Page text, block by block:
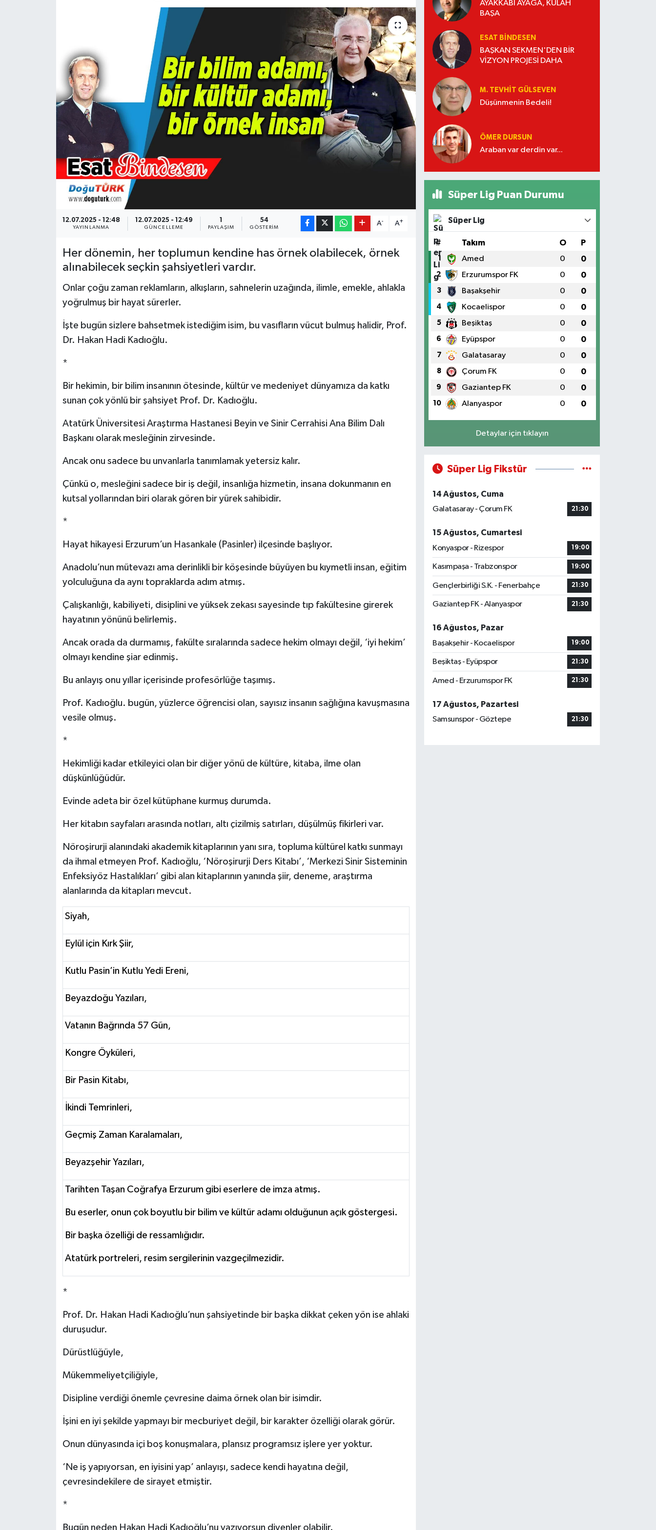
12.07.2025 - 12:48
YAYINLANMA
12.07.2025 - 12:49
GÜNCELLEME
1
PAYLAŞIM
54
GÖSTERIM
A- A+
Her dönemin, her toplumun kendine has örnek olabilecek, örnek
alınabilecek seçkin şahsiyetleri vardır.
Onlar çoğu zaman reklamların, alkışların, sahnelerin uzağında, ilimle, emekle, ahlakla
yoğrulmuş bir hayat sürerler.
İşte bugün sizlere bahsetmek istediğim isim, bu vasıfların vücut bulmuş halidir, Prof.
Dr. Hakan Hadi Kadıoğlu.
*
Bir hekimin, bir bilim insanının ötesinde, kültür ve medeniyet dünyamıza da katkı
sunan çok yönlü bir şahsiyet Prof. Dr. Kadıoğlu.
Atatürk Üniversitesi Araştırma Hastanesi Beyin ve Sinir Cerrahisi Ana Bilim Dalı
Başkanı olarak mesleğinin zirvesinde.
Ancak onu sadece bu unvanlarla tanımlamak yetersiz kalır.
Çünkü o, mesleğini sadece bir iş değil, insanlığa hizmetin, insana dokunmanın en
kutsal yollarından biri olarak gören bir yürek sahibidir.
*
Hayat hikayesi Erzurum’un Hasankale (Pasinler) ilçesinde başlıyor.
Anadolu’nun mütevazı ama derinlikli bir köşesinde büyüyen bu kıymetli insan, eğitim
yolculuğuna da aynı topraklarda adım atmış.
Çalışkanlığı, kabiliyeti, disiplini ve yüksek zekası sayesinde tıp fakültesine girerek
hayatının yönünü belirlemiş.
Ancak orada da durmamış, fakülte sıralarında sadece hekim olmayı değil, ‘iyi hekim’
olmayı kendine şiar edinmiş.
Bu anlayış onu yıllar içerisinde profesörlüğe taşımış.
Prof. Kadıoğlu. bugün, yüzlerce öğrencisi olan, sayısız insanın sağlığına kavuşmasına
vesile olmuş.
*
Hekimliği kadar etkileyici olan bir diğer yönü de kültüre, kitaba, ilme olan
düşkünlüğüdür.
Evinde adeta bir özel kütüphane kurmuş durumda.
Her kitabın sayfaları arasında notları, altı çizilmiş satırları, düşülmüş fikirleri var.
Nöroşirurji alanındaki akademik kitaplarının yanı sıra, topluma kültürel katkı sunmayı
da ihmal etmeyen Prof. Kadıoğlu, ‘Nöroşirurji Ders Kitabı’, ‘Merkezi Sinir Sisteminin
Enfeksiyöz Hastalıkları’ gibi alan kitaplarının yanında şiir, deneme, araştırma
alanlarında da kitapları mevcut.
Siyah,
Eylül için Kırk Şiir,
Kutlu Pasin’in Kutlu Yedi Ereni,
Beyazdoğu Yazıları,
Vatanın Bağrında 57 Gün,
Kongre Öyküleri,
Bir Pasin Kitabı,
İkindi Temrinleri,
Geçmiş Zaman Karalamaları,
Beyazşehir Yazıları,
Tarihten Taşan Coğrafya Erzurum gibi eserlere de imza atmış.
Bu eserler, onun çok boyutlu bir bilim ve kültür adamı olduğunun açık göstergesi.
Bir başka özelliği de ressamlığıdır.
Atatürk portreleri, resim sergilerinin vazgeçilmezidir.
*
Prof. Dr. Hakan Hadi Kadıoğlu’nun şahsiyetinde bir başka dikkat çeken yön ise ahlaki
duruşudur.
Dürüstlüğüyle,
Mükemmeliyetçiliğiyle,
Disipline verdiği önemle çevresine daima örnek olan bir isimdir.
İşini en iyi şekilde yapmayı bir mecburiyet değil, bir karakter özelliği olarak görür.
Onun dünyasında içi boş konuşmalara, plansız programsız işlere yer yoktur.
‘Ne iş yapıyorsan, en iyisini yap’ anlayışı, sadece kendi hayatına değil,
çevresindekilere de sirayet etmiştir.
*
Bugün neden Hakan Hadi Kadıoğlu’nu yazıyorsun diyenler olabilir.
AYAKKABI AYAĞA, KÜLAH
BAŞA
ESAT BİNDESEN
BAŞKAN SEKMEN'DEN BİR
VİZYON PROJESİ DAHA
M. TEVHIT GÜLSEVEN
Düşünmenin Bedeli!
ÖMER DURSUN
Araban var derdin var...
Süper Lig Puan Durumu
Süper Lig
# Takım O P
1 Amed 0 0
2 Erzurumspor FK 0 0
3 Başakşehir 0 0
4 Kocaelispor 0 0
5 Beşiktaş 0 0
6 Eyüpspor 0 0
7 Galatasaray 0 0
8 Çorum FK 0 0
9 Gaziantep FK 0 0
10 Alanyaspor 0 0
Detaylar için tıklayın
Süper Lig Fikstür
14 Ağustos, Cuma
Galatasaray - Çorum FK
21:30
15 Ağustos, Cumartesi
Konyaspor - Rizespor
19:00
Kasımpaşa - Trabzonspor 19:00
Gençlerbirliği S.K. - Fenerbahçe 21:30
Gaziantep FK - Alanyaspor 21:30
16 Ağustos, Pazar
Başakşehir - Kocaelispor
19:00
Beşiktaş - Eyüpspor 21:30
Amed - Erzurumspor FK 21:30
17 Ağustos, Pazartesi
Samsunspor - Göztepe
21:30
Politika